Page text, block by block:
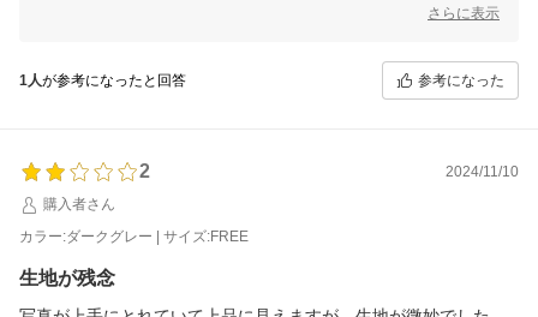
さらに表示
1人が参考になったと回答 参考になった
2
2024/11/10
購入者さん
カラー:ダークグレー | サイズ:FREE
生地が残念